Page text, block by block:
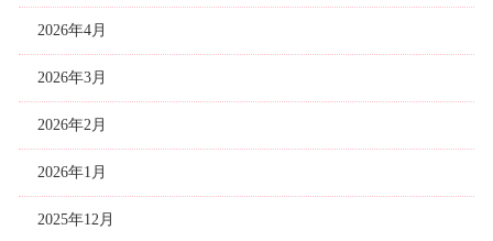
2026年4月
2026年3月
2026年2月
2026年1月
2025年12月